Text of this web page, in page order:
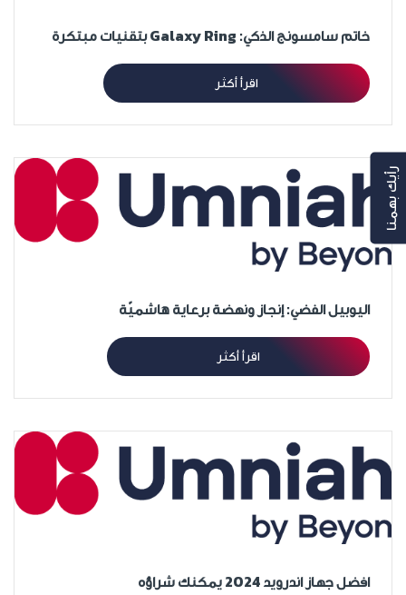
خاتم سامسونج الذكي: Galaxy Ring بتقنيات مبتكرة
اقرأ أكثر
اليوبيل الفضي: إنجاز ونهضة برعاية هاشميّة
اقرأ أكثر
افضل جهاز اندرويد 2024 يمكنك شراؤه
رأيك بهمنا